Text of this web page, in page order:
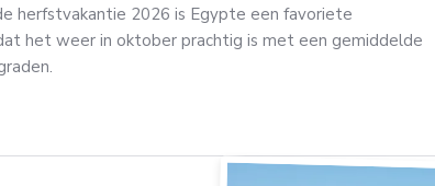
herfstvakantie 2026 is Egypte een favoriete
het weer in oktober prachtig is met een gemiddelde